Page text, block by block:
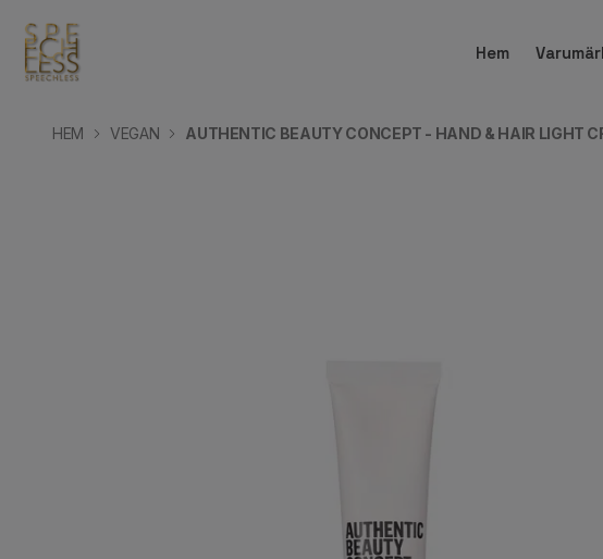
Hem
HEM VEGAN AUTHENTIC BEAUTY CONCEPT - HAND & HAIR LIGHT